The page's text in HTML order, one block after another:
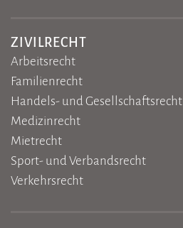
ZIVILRECHT
Arbeitsrecht
Familienrecht
Handels- und Gesellschaftsrecht
Medizinrecht
Mietrecht
Sport- und Verbandsrecht
Verkehrsrecht